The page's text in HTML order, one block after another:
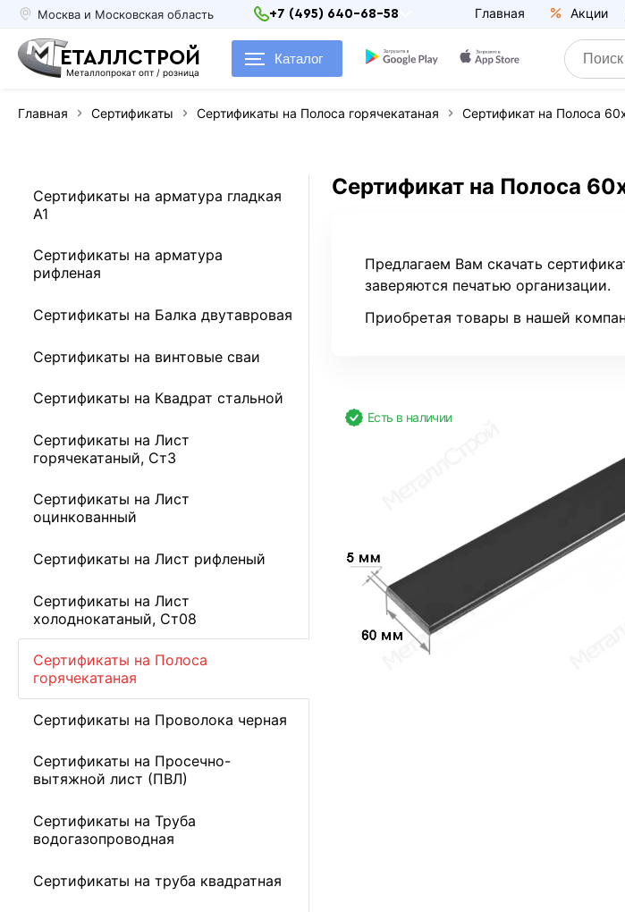
Москва и Московская область +7 (495) 640-68-58 Главная Акции
ЕТАЛЛСТРОЙ
Металлопрокат опт / розница
Каталог
Главная Сертификаты Сертификаты на Полоса горячекатаная Сертификат на Полоса
Сертификаты на арматура гладкая
А1
Сертификаты на арматура
рифленая
Сертификаты на Балка двутавровая
Сертификаты на винтовые сваи
Сертификаты на Квадрат стальной
Сертификаты на Лист
горячекатаный, Ст3
Сертификаты на Лист
оцинкованный
Сертификаты на Лист рифленый
Сертификаты на Лист
холоднокатаный, Ст08
Сертификаты на Полоса
горячекатаная
Сертификаты на Проволока черная
Сертификаты на Просечно-
вытяжной лист (ПВЛ)
Сертификаты на Труба
водогазопроводная
Сертификаты на труба квадратная
Сертификат на Полоса
Предлагаем Вам скачать
заверяются печатью организации.
Приобретая товары в нашей
Есть в наличии